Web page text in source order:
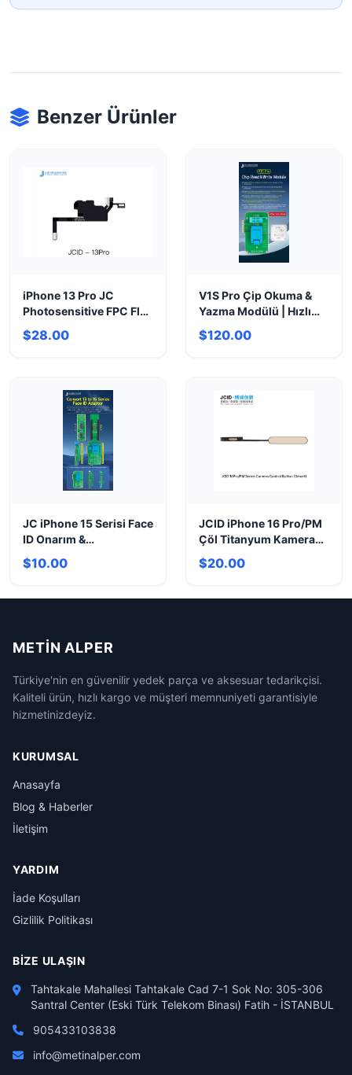
Benzer Ürünler
iPhone 13 Pro JC
Photosensitive FPC Flex
Kablo
$28.00
V1S Pro Çip Okuma &
Yazma Modülü | Hızlı
Onarım Çözümü
$120.00
JC iPhone 15 Serisi Face
ID Onarım &
Dönüştürme Adaptörü
$10.00
JCID iPhone 16 Pro/PM
Çöl Titanyum Kamera
Tuşu - Orijinal Uyum
$20.00
METIN ALPER
Türkiye'nin en güvenilir yedek parça ve aksesuar tedarikçisi.
Kaliteli ürün, hızlı kargo ve müşteri memnuniyeti garantisiyle
hizmetinizdeyiz.
KURUMSAL
Anasayfa
Blog & Haberler
İletişim
YARDIM
İade Koşulları
Gizlilik Politikası
BIZE ULAŞIN
Tahtakale Mahallesi Tahtakale Cad 7-1 Sok No: 305-306
Santral Center (Eski Türk Telekom Binası) Fatih - İSTANBUL
905433103838
info@metinalper.com